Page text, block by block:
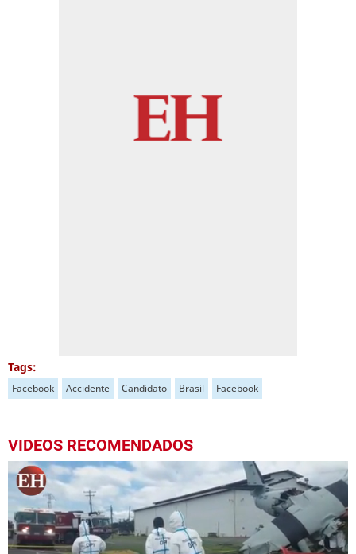
Tags:
Facebook Accidente Candidato Brasil Facebook
VIDEOS RECOMENDADOS